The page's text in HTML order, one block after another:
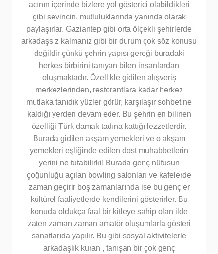
acının içerinde bizlere yol gösterici olabildikleri
gibi sevincin, mutluluklarında yanında olarak
paylaşırlar. Gaziantep gibi orta ölçekli şehirlerde
arkadaşsız kalmanız gibi bir durum çok söz konusu
değildir çünkü şehrin yapısı gereği buradaki
herkes birbirini tanıyan bilen insanlardan
oluşmaktadır. Özellikle gidilen alışveriş
merkezlerinden, restorantlara kadar herkez
mutlaka tanıdık yüzler görür, karşılaşır sohbetine
kaldığı yerden devam eder. Bu şehrin en bilinen
özelliği Türk damak tadına kattığı lezzetlerdir.
Burada gidilen akşam yemekleri ve o akşam
yemekleri eşliğinde edilen dost muhabbetlerin
yerini ne tutabilirki! Burada genç nüfusun
çoğunluğu açılan bowling salonları ve kafelerde
zaman geçirir boş zamanlarında ise bu gençler
kültürel faaliyetlerde kendilerini gösterirler. Bu
konuda oldukça faal bir kitleye sahip olan ilde
zaten zaman zaman amatör oluşumlarla gösteri
sanatlarıda yapılır. Bu gibi sosyal aktivitelerle
arkadaşlık kuran , tanışan bir çok genç